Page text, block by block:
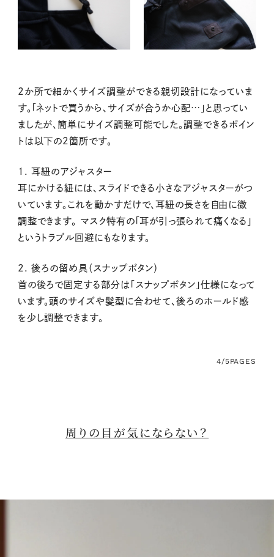
2か所で細かくサイズ調整ができる親切設計になっていま
す。「ネットで買うから、サイズが合うか心配…」と思ってい
ましたが、簡単にサイズ調整可能でした。調整できるポイン
トは以下の2箇所です。
1. 耳紐のアジャスター
耳にかける紐には、スライドできる小さなアジャスターがつ
いています。これを動かすだけで、耳紐の長さを自由に微
調整できます。 マスク特有の「耳が引っ張られて痛くなる」
というトラブル回避にもなります。
2. 後ろの留め具（スナップボタン）
首の後ろで固定する部分は「スナップボタン」仕様になって
います。頭のサイズや髪型に合わせて、後ろのホールド感
を少し調整できます。
4/5PAGES
周りの目が気にならない？